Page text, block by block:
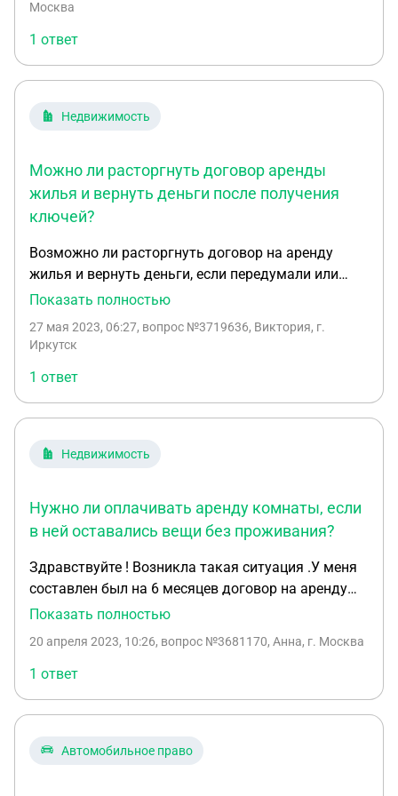
наличкой.
договор юридическую силу ?
Москва
1 ответ
Недвижимость
Можно ли расторгнуть договор аренды
жилья и вернуть деньги после получения
ключей?
Возможно ли расторгнуть договор на аренду
жилья и вернуть деньги, если передумали или
нашли вариант получше? Договор составили
месячной оплаты. В квартиру еще не переезжали,
Показать полностью
27 мая 2023, 06:27, вопрос №3719636, Виктория, г.
Иркутск
1 ответ
Недвижимость
Нужно ли оплачивать аренду комнаты, если
в ней оставались вещи без проживания?
Здравствуйте ! Возникла такая ситуация .У меня
составлен был на 6 месяцев договор на аренду
жилья (комнаты в квартире ),в феврале 2022 года
обстоятельствам (боевые действия ) я уехала из
этого города ,но мои вещи оставались в этой
квартире .Я тогда приехала и заплатила за 3
месяца полную сумму за квартиру
непосредственно созванивались ,она сказала
Показать полностью
20 апреля 2023, 10:26, вопрос №3681170, Анна, г. Москва
1 ответ
Автомобильное право